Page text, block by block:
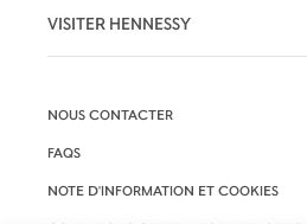
VISITER HENNESSY
NOUS CONTACTER
FAQS
NOTE D'INFORMATION ET COOKIES